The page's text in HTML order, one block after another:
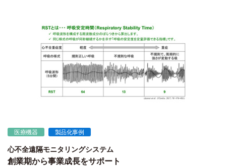
医療機器 製品化事例
心不全遠隔モニタリングシステム
創業期から事業成長をサポート